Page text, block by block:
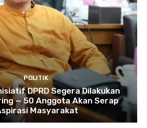
POLITIK
DPRD Segera Dilakukan
— 50 Anggota Akan Serap
Masyarakat